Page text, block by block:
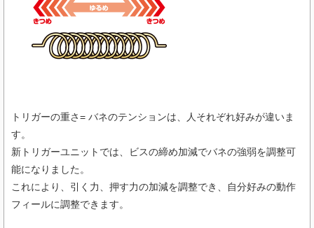
トリガーの重さ= バネのテンションは、人それぞれ好みが違いま
す。
新トリガーユニットでは、ビスの締め加減でバネの強弱を調整可
能になりました。
これにより、引く力、押す力の加減を調整でき、自分好みの動作
フィールに調整できます。